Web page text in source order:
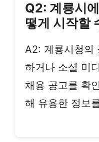
Q2: 계룡시
떻게 시작할
A2: 계룡시청의
하거나 소셜 미
채용 공고를 확
해 유용한 정보